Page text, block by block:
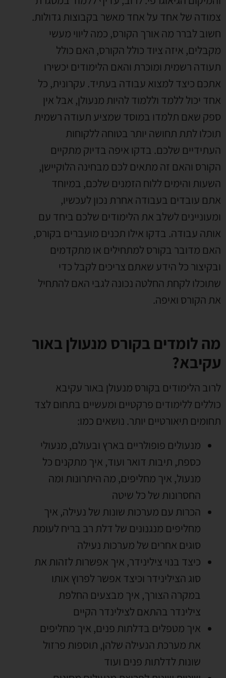
צמודה של אחד על אחד מאשר בקבוצות גדולות.
חשוב לברר מה אורך הקורס, כמה ליווי מעשי
מקבלים, איזה ציוד כולל הקורס, האם כולל
תעודה רשמית ומוכרת והאם הלימודים יכשירו
אתכם כיצד למצוא עבודה בעתיד. עקרונית, כל
אחד יכול ללמד וללמוד להיות מנעולן, אבל אין
ספק שאם תלמדו במוסד שמציע תעודה רשמית
תוכלו לתת תחושה יותר בטוחה ללקוחות
העתידיים שלכם. בדקו איפה בדיוק מתקיים
הקורס והאם זה מתאים לכם מבחינה הלוקיישן,
השעות והימים ללוח הזמנים שלכם, במיוחד
אתם עובדים בעבודה אחרת נכון לעכשיו,
ומעוניינים לשלב את הלימודים שלכם ביחד עם
אותה עבודה. בדקו אילו תכנים מועברים בקורס,
האם מדובר בקורס למתחילים או מתקדמים
ובקיצור כל הידע שאתם צריכים לקבל כדי
שתוכלו לקחת החלטה נכונה לגבי האם להתחיל
את הקורס ואיפה.
מה לומדים בקורס מנעולן באור
עקיבא?
לרוב הלימודים בקורס מנעולן באור עקיבא
כוללים ללימודים פרקטיים ומעשיים בתחום לצד
תחומים תיאורטיים יותר. נושאים כמו:
מנעולים פופולריים בארץ ובעולם, מנעולי
כספת, תיבות דואר ועוד, איך מתקנים כל
מנעול, איך מחליפים, מה היתרונות ומה
החסרונות של כל שיטה
הכרות עם מערכות שונות של נעילה, איך
מחליפים מנגנונים של דלת רב בריח לעומת
סוגים אחרים של מערכות נעילה
כיצד בנוי צילינידר, איך אפשרות לזהות את
סוג הצילינידר וכיצד אפשר לפרוץ אותו
במקרה הצורך, איך מבצעים החלפת
צילינדר בהתאם לצילינדר הקיים
איך מטפלים בדלתות פנים, איך מחליפים
את מערכת הנעילה שלהן, תוספות פרזול
שונות לדלתות פנים ועוד